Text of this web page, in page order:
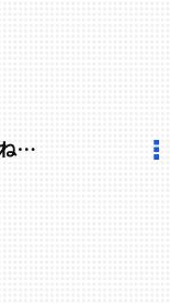
ね…